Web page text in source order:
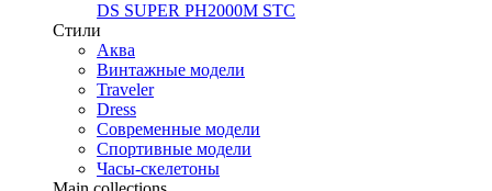
DS SUPER PH2000M STC
Стили
Аква
Винтажные модели
Traveler
Dress
Современные модели
Спортивные модели
Часы-скелетоны